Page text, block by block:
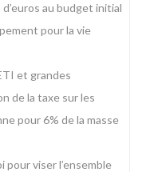
au budget initial
pour la vie
et grandes
de la taxe sur les
pour 6% de la masse
pour viser l’ensemble